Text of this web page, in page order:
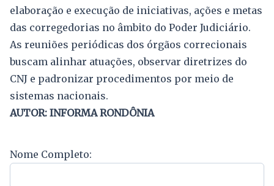
elaboração e execução de iniciativas, ações e metas
das corregedorias no âmbito do Poder Judiciário.
As reuniões periódicas dos órgãos correcionais
buscam alinhar atuações, observar diretrizes do
CNJ e padronizar procedimentos por meio de
sistemas nacionais.
AUTOR: INFORMA RONDÔNIA
Nome Completo: